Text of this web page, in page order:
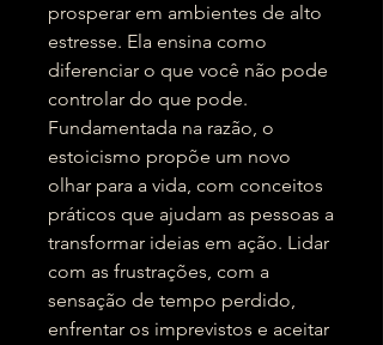
prosperar em ambientes de alto
estresse. Ela ensina como
diferenciar o que você não pode
controlar do que pode.
Fundamentada na razão, o
estoicismo propõe um novo
olhar para a vida, com conceitos
práticos que ajudam as pessoas a
transformar ideias em ação. Lidar
com as frustrações, com a
sensação de tempo perdido,
enfrentar os imprevistos e aceitar